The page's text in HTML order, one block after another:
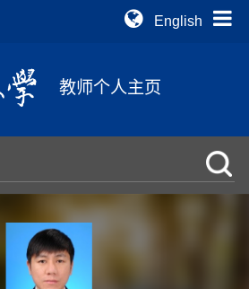
English
教师个人主页